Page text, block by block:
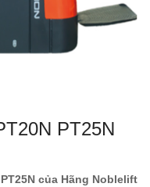
PT25N
của Hãng Noblelift